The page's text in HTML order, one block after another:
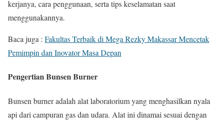
kerjanya, cara penggunaan, serta tips keselamatan saat
menggunakannya.
Baca juga : Fakultas Terbaik di Mega Rezky Makassar Mencetak
Pemimpin dan Inovator Masa Depan
Pengertian Bunsen Burner
Bunsen burner adalah alat laboratorium yang menghasilkan nyala
api dari campuran gas dan udara. Alat ini dinamai sesuai dengan